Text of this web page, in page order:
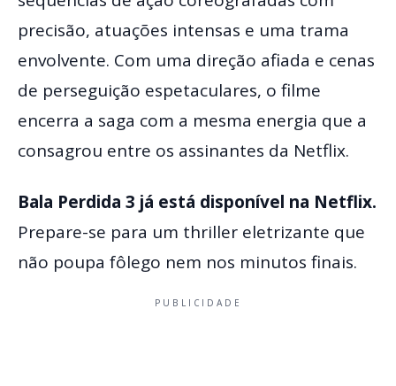
precisão, atuações intensas e uma trama
envolvente. Com uma direção afiada e cenas
de perseguição espetaculares, o filme
encerra a saga com a mesma energia que a
consagrou entre os assinantes da Netflix.
Bala Perdida 3 já está disponível na Netflix.
Prepare-se para um thriller eletrizante que
não poupa fôlego nem nos minutos finais.
PUBLICIDADE